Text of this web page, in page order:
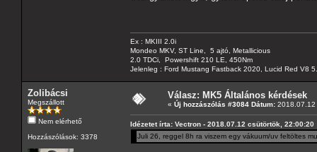
Ex : MKIII 2.0i
Mondeo MKV, ST Line, 5 ajtó, Metallicious
2.0 TDCi, Powershift 210 LE, 450Nm
Jelenleg : Ford Mustang Fastback 2020, Lucid Red V8
Zolibácsi
Megszállott
Nem elérhető
Hozzászólások: 3378
Válasz: MK5 Általános kérdések
« Új hozzászólás #3084 Dátum: 2018.07.12
Idézetet írta: Vectron - 2018.07.12 csütörtök, 22:00:20
Juli 26, reggel 8h ra viszem egy vákuum/uv feltöltes